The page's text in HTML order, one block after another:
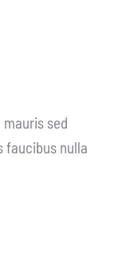
sed
faucibus nulla